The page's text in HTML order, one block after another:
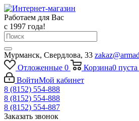
Работаем для Вас
с 1997 года!
Мурманск, Свердлова, 33
Отложенные 0 Корзина0 пуста
ВойтиМой кабинет
8 (8152) 554-888
8 (8152) 554-888
8 (8152) 554-887
Заказать звонок